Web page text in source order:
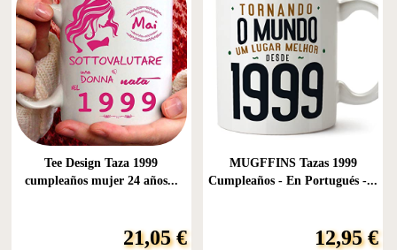
Tee Design Taza 1999
cumpleaños mujer 24 años...
21,05 €
MUGFFINS Tazas 1999
Cumpleaños - En Portugués -...
12,95 €